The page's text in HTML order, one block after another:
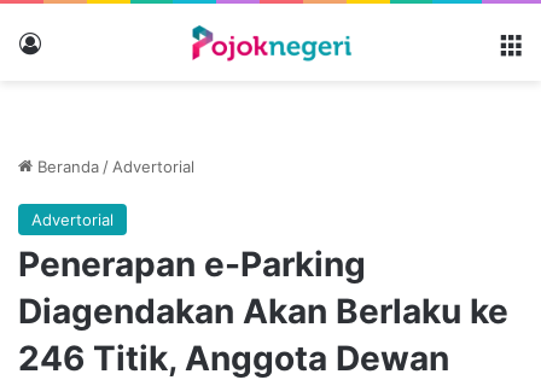
Beranda / Advertorial
Advertorial
Penerapan e-Parking
Diagendakan Akan Berlaku ke
246 Titik, Anggota Dewan